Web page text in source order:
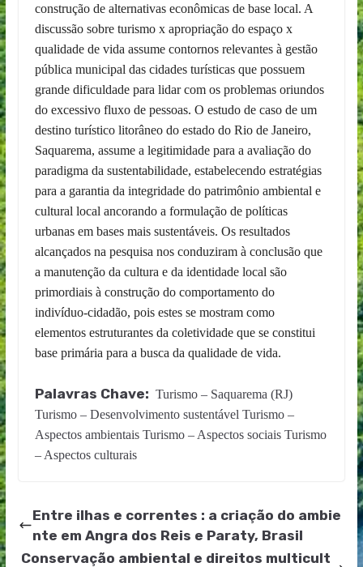
construção de alternativas econômicas de base local. A
discussão sobre turismo x apropriação do espaço x
qualidade de vida assume contornos relevantes à gestão
pública municipal das cidades turísticas que possuem
grande dificuldade para lidar com os problemas oriundos
do excessivo fluxo de pessoas. O estudo de caso de um
destino turístico litorâneo do estado do Rio de Janeiro,
Saquarema, assume a legitimidade para a avaliação do
paradigma da sustentabilidade, estabelecendo estratégias
para a garantia da integridade do patrimônio ambiental e
cultural local ancorando a formulação de políticas
urbanas em bases mais sustentáveis. Os resultados
alcançados na pesquisa nos conduziram à conclusão que
a manutenção da cultura e da identidade local são
primordiais à construção do comportamento do
indivíduo-cidadão, pois estes se mostram como
elementos estruturantes da coletividade que se constitui
base primária para a busca da qualidade de vida.
Palavras Chave: Turismo – Saquarema (RJ)
Turismo – Desenvolvimento sustentável Turismo –
Aspectos ambientais Turismo – Aspectos sociais Turismo
– Aspectos culturais
Entre ilhas e correntes : a criação do ambie
nte em Angra dos Reis e Paraty, Brasil
Conservação ambiental e direitos multicult